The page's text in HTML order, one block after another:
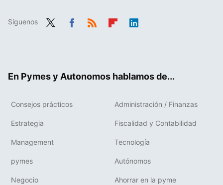
Síguenos
En Pymes y Autonomos hablamos de...
Consejos prácticos Administración / Finanzas
Estrategia Fiscalidad y Contabilidad
Management Tecnología
pymes Autónomos
Negocio Ahorrar en la pyme